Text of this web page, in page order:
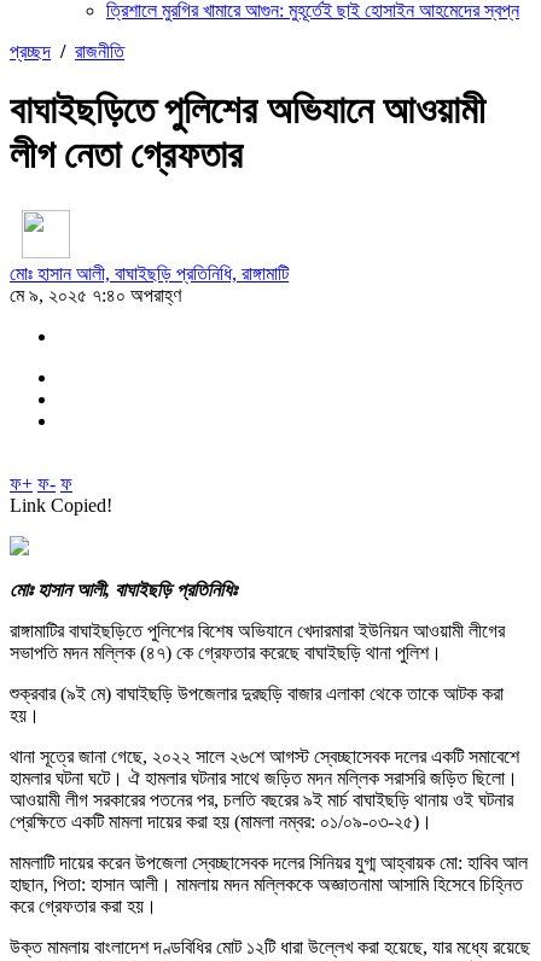
ত্রিশালে মুরগির খামারে আগুন: মুহূর্তেই ছাই হোসাইন আহমেদের স্বপ্ন
প্রচ্ছদ / রাজনীতি
বাঘাইছড়িতে পুলিশের অভিযানে আওয়ামী
লীগ নেতা গ্রেফতার
মোঃ হাসান আলী, বাঘাইছড়ি প্রতিনিধি, রাঙ্গামাটি
মে ৯, ২০২৫ ৭:৪০ অপরাহ্ণ
ফ+ ফ- ফ
Link Copied!
মোঃ হাসান আলী, বাঘাইছড়ি প্রতিনিধিঃ
রাঙ্গামাটির বাঘাইছড়িতে পুলিশের বিশেষ অভিযানে খেদারমারা ইউনিয়ন আওয়ামী লীগের
সভাপতি মদন মল্লিক (৪৭) কে গ্রেফতার করেছে বাঘাইছড়ি থানা পুলিশ।
শুক্রবার (৯ই মে) বাঘাইছড়ি উপজেলার দুরছড়ি বাজার এলাকা থেকে তাকে আটক করা
হয়।
থানা সূত্রে জানা গেছে, ২০২২ সালে ২৬শে আগস্ট স্বেচ্ছাসেবক দলের একটি সমাবেশে
হামলার ঘটনা ঘটে। ঐ হামলার ঘটনার সাথে জড়িত মদন মল্লিক সরাসরি জড়িত ছিলো।
আওয়ামী লীগ সরকারের পতনের পর, চলতি বছরের ৯ই মার্চ বাঘাইছড়ি থানায় ওই ঘটনার
প্রেক্ষিতে একটি মামলা দায়ের করা হয় (মামলা নম্বর: ০১/০৯-০৩-২৫)।
মামলাটি দায়ের করেন উপজেলা স্বেচ্ছাসেবক দলের সিনিয়র যুগ্ম আহ্বায়ক মো: হাবিব আল
হাছান, পিতা: হাসান আলী। মামলায় মদন মল্লিককে অজ্ঞাতনামা আসামি হিসেবে চিহ্নিত
করে গ্রেফতার করা হয়।
উক্ত মামলায় বাংলাদেশ দণ্ডবিধির মোট ১২টি ধারা উল্লেখ করা হয়েছে, যার মধ্যে রয়েছে